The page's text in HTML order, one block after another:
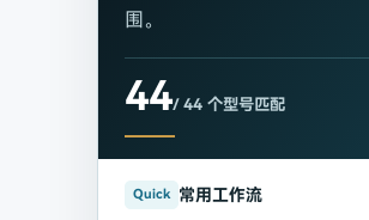
围。
44/ 44个型号匹配
Quick 常用工作流